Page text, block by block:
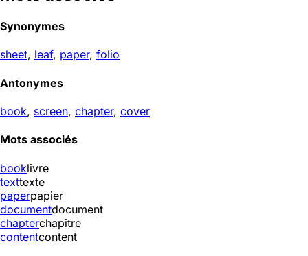
Synonymes
sheet, leaf, paper, folio
Antonymes
book, screen, chapter, cover
Mots associés
booklivre
texttexte
paperpapier
documentdocument
chapterchapitre
contentcontent